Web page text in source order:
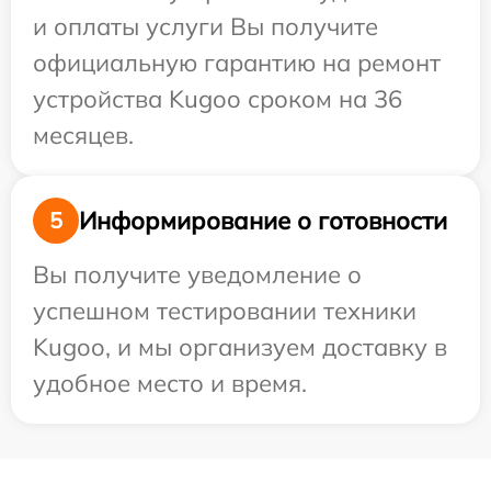
и оплаты услуги Вы получите
официальную гарантию на ремонт
устройства Kugoo сроком на 36
месяцев.
5
Информирование о готовности
Вы получите уведомление о
успешном тестировании техники
Kugoo, и мы организуем доставку в
удобное место и время.